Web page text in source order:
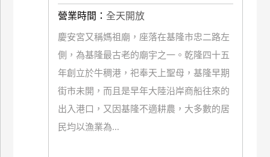
營業時間： 全天開放
慶安宮又稱媽祖廟，座落在基隆市忠二路左
側，為基隆最古老的廟宇之一。乾隆四十五
年創立於牛稠港，祀奉天上聖母，基隆早期
街市未開，而且是早年大陸沿岸商船往來的
出入港口，又因基隆不適耕農，大多數的居
民均以漁業為...